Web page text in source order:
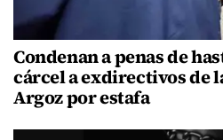
Condenan a penas de
cárcel a exdirectivos de
Argoz por estafa